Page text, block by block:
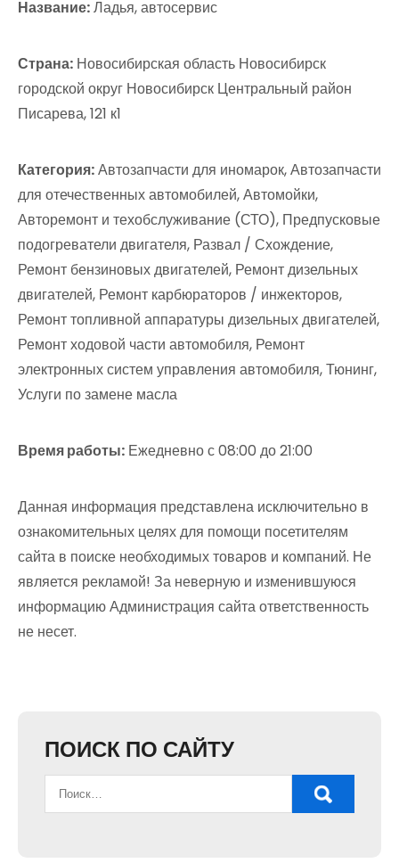
Название:Ладья, автосервис
Страна: Новосибирская область Новосибирск
городской округ Новосибирск Центральный район
Писарева, 121 к1
Категория:Автозапчасти для иномарок, Автозапчасти
для отечественных автомобилей, Автомойки,
Авторемонт и техобслуживание (СТО), Предпусковые
подогреватели двигателя, Развал / Схождение,
Ремонт бензиновых двигателей, Ремонт дизельных
двигателей, Ремонт карбюраторов / инжекторов,
Ремонт топливной аппаратуры дизельных двигателей,
Ремонт ходовой части автомобиля, Ремонт
электронных систем управления автомобиля, Тюнинг,
Услуги по замене масла
Время работы: Ежедневно с 08:00 до 21:00
Данная информация представлена исключительно в
ознакомительных целях для помощи посетителям
сайта в поиске необходимых товаров и компаний. Не
является рекламой! За неверную и изменившуюся
информацию Администрация сайта ответственность
не несет.
ПОИСК ПО САЙТУ